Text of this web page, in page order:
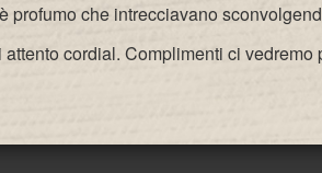
profumo che intrecciavano
cordial. Complimenti ci vedremo